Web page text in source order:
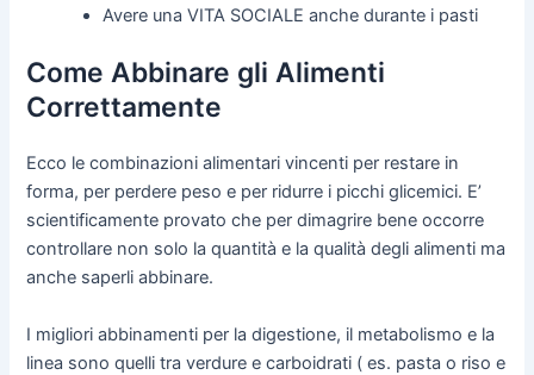
Avere una VITA SOCIALE anche durante i pasti
Come Abbinare gli Alimenti
Correttamente
Ecco le combinazioni alimentari vincenti per restare in
forma, per perdere peso e per ridurre i picchi glicemici. E’
scientificamente provato che per dimagrire bene occorre
controllare non solo la quantità e la qualità degli alimenti ma
anche saperli abbinare.
I migliori abbinamenti per la digestione, il metabolismo e la
linea sono quelli tra verdure e carboidrati ( es. pasta o riso e